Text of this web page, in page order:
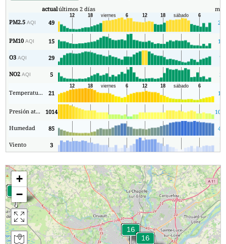
actualúltimos 2 días
PM2.5AQI 49 29
PM10AQI 15 10
O3AQI 29 7
NO2AQI 5 2
Temperatura. 21 16
Presión atmosférica 1014
Humedad 85 40
Viento 3 1
+
−